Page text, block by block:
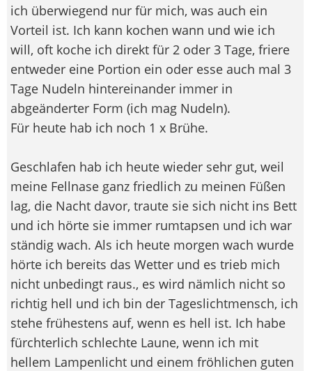
ich überwiegend nur für mich, was auch ein
Vorteil ist. Ich kann kochen wann und wie ich
will, oft koche ich direkt für 2 oder 3 Tage, friere
entweder eine Portion ein oder esse auch mal 3
Tage Nudeln hintereinander immer in
abgeänderter Form (ich mag Nudeln).
Für heute hab ich noch 1 x Brühe.
Geschlafen hab ich heute wieder sehr gut, weil
meine Fellnase ganz friedlich zu meinen Füßen
lag, die Nacht davor, traute sie sich nicht ins Bett
und ich hörte sie immer rumtapsen und ich war
ständig wach. Als ich heute morgen wach wurde
hörte ich bereits das Wetter und es trieb mich
nicht unbedingt raus., es wird nämlich nicht so
richtig hell und ich bin der Tageslichtmensch, ich
stehe frühestens auf, wenn es hell ist. Ich habe
fürchterlich schlechte Laune, wenn ich mit
hellem Lampenlicht und einem fröhlichen guten